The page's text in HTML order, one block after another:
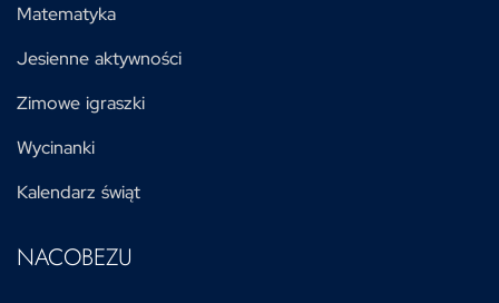
Matematyka
Jesienne aktywności
Zimowe igraszki
Wycinanki
Kalendarz świąt
NACOBEZU